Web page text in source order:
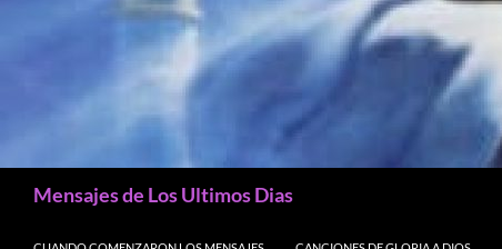
Mensajes de Los Ultimos Dias